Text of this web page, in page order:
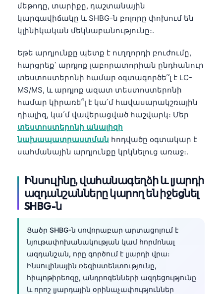
մեթոդը, տարիքը, դաշտանային
կարգավիճակը և SHBG-ն բոլորը փոխում են
կլինիկական մեկնաբանությունը։.
Եթե արդյունքը պետք է ուղղորդի բուժումը,
հարցրեք՝ արդյոք լաբորատորիան ընդհանուր
տեստոստերոնի համար օգտագործե՞լ է LC-
MS/MS, և արդյոք ազատ տեստոստերոնի
համար կիրառե՞լ է կա՛մ հավասարակշռային
դիալիզ, կա՛մ վավերացված հաշվարկ։ Մեր
տեստոստերոնի անալիզի
նախապատրաստման հոդվածը օգտակար է
սահմանային արդյունքը կրկնելուց առաջ։.
Ինսուլինը, վահանագեղձի և լյարդի
ազդանշանները կարող են իջեցնել
SHBG-ն
Ցածր SHBG-ն սովորաբար արտացոլում է
նյութափոխանակության կամ հորմոնալ
ազդանշան, որը գործում է լյարդի վրա։
Ինսուլինային ռեզիստենտությունը,
հիպոթիրեոզը, անդրոգենների ազդեցությունը
և որոշ լյարդային օրինաչափություններ
Latviešu valoda
Македонски јазик
Euskara
Gàidhlig
العربية المغربية
Afrikaans
Монгол
ພາສາລາວ
Basa Jawa
Cebuano
ئۇيغۇرچە
Кыргызча
Татар теле
Беларуская мова
Frysk
Ślōnskŏ gŏdka